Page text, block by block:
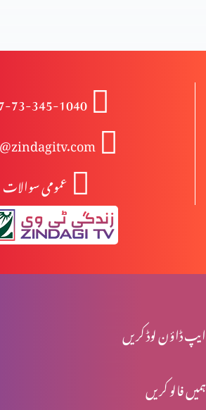
انبیاء و بزرگ – حزقی ایل (حصہ 2)
انبیا ءو بزرگ – حزقی ایل
انبیا ءو بزرگ – یرمیاہ (حصہ 2)
73-345-1040
عمومی سوالات
ایپ ڈاؤن لوڈ کریں
ہمیں فالو کریں